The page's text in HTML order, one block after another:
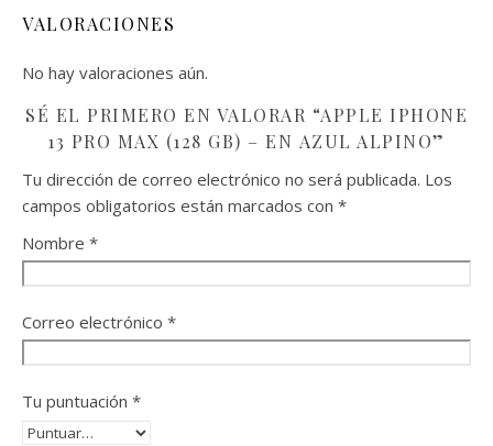
VALORACIONES
No hay valoraciones aún.
SÉ EL PRIMERO EN VALORAR “APPLE IPHONE
13 PRO MAX (128 GB) – EN AZUL ALPINO”
Tu dirección de correo electrónico no será publicada. Los
campos obligatorios están marcados con *
Nombre *
Correo electrónico *
Tu puntuación *